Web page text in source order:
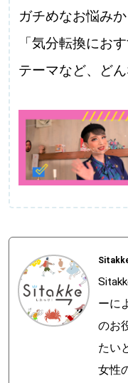
ガチめなお悩みか
「気分転換にお
テーマなど、ど
ーに
のお
たい
女性